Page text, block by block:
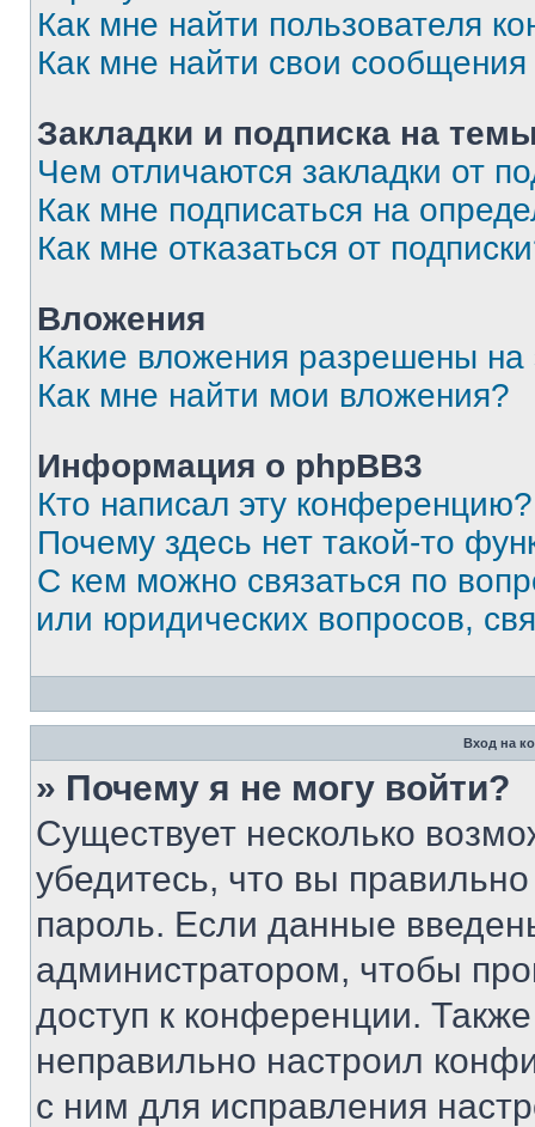
Как мне найти пользователя
Как мне найти свои
Закладки и подписка на
Чем отличаются закладки от
Как мне подписаться на
Как мне отказаться от
Вложения
Какие вложения разрешены
Как мне найти мои вложения?
Информация о phpBB3
Кто написал эту конференцию?
Почему здесь нет такой-то
С кем можно связаться по
или юридических вопросов,
Вход на
» Почему я не могу войти?
Существует несколько
убедитесь, что вы
пароль. Если данные
администратором, чтобы
доступ к конференции.
неправильно настроил
с ним для исправления